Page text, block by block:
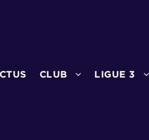
CLUB LIGUE 3